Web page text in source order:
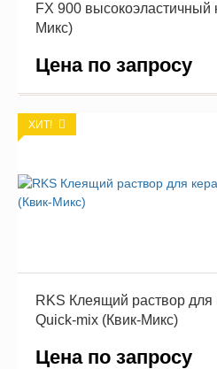
FX 900 высокоэластичный
Микс)
Цена по запросу
RKS Клеящий раствор для
Quick-mix (Квик-Микс)
Цена по запросу
ХИТ!